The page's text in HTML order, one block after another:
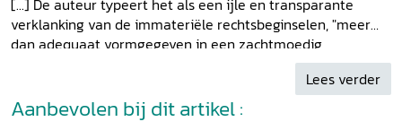
siècle AMÉLIE VERFAILLE, Het schilderijDe goede rechters
(1891) van James Ensor MAURICE VAN STIPHOUT, ‘Et ecce
plus quam Jone hic!’ De Nederlandse canonist Hubertus van
Groessen (1892-1986) BRUNO DEBAENST, Een beeld zegt
beeldmateriaal in strafrechtelijke procedures inzake
arbeidsongevallen op het einde van de negentiende eeuw
[...] De auteur typeert het als een ijle en transparante
verklanking van de immateriële rechtsbeginselen, "meer
dan adequaat vormgegeven in een zachtmoedig
instrumentaal en vocaal stemmenweefsel.' Jan-Kees
19-01-2015, p. 11.Lees verder
Aanbevolen bij dit artikel :